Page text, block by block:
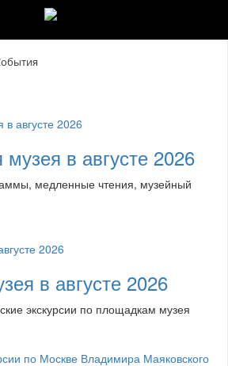
в августе 2026
медленные чтения, музейный
в августе 2026
экскурсии по площадкам музея